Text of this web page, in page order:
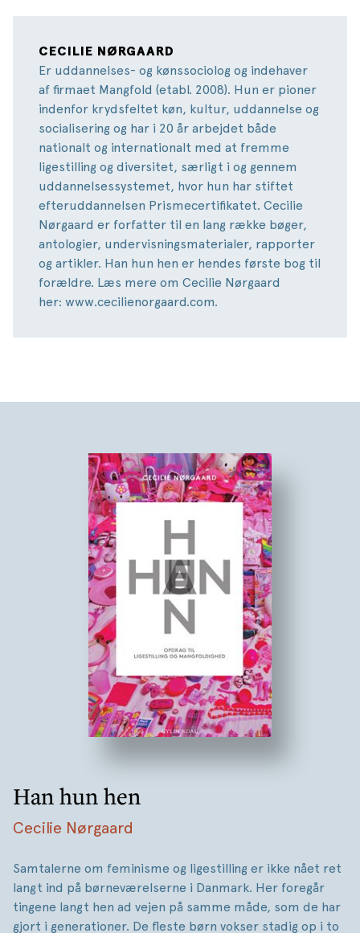
CECILIE NØRGAARD
Er uddannelses- og kønssociolog og indehaver
af firmaet Mangfold (etabl. 2008). Hun er pioner
indenfor krydsfeltet køn, kultur, uddannelse og
socialisering og har i 20 år arbejdet både
nationalt og internationalt med at fremme
ligestilling og diversitet, særligt i og gennem
uddannelsessystemet, hvor hun har stiftet
efteruddannelsen Prismecertifikatet. Cecilie
Nørgaard er forfatter til en lang række bøger,
antologier, undervisningsmaterialer, rapporter
og artikler. Han hun hen er hendes første bog til
forældre. Læs mere om Cecilie Nørgaard
her: www.cecilienorgaard.com.
Han hun hen
Cecilie Nørgaard
Samtalerne om feminisme og ligestilling er ikke nået ret
langt ind på børneværelserne i Danmark. Her foregår
tingene langt hen ad vejen på samme måde, som de har
gjort i generationer. De fleste børn vokser stadig op i to